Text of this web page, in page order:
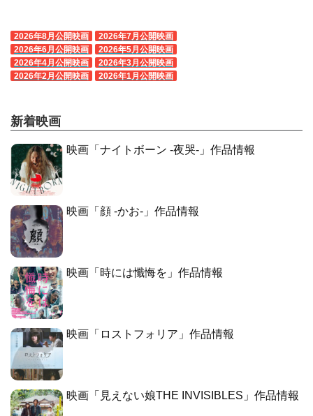
2026年8月公開映画
2026年7月公開映画
2026年6月公開映画
2026年5月公開映画
2026年4月公開映画
2026年3月公開映画
2026年2月公開映画
2026年1月公開映画
新着映画
映画「ナイトボーン -夜哭-」作品情報
映画「顔 -かお-」作品情報
映画「時には懺悔を」作品情報
映画「ロストフォリア」作品情報
映画「見えない娘THE INVISIBLES」作品情報